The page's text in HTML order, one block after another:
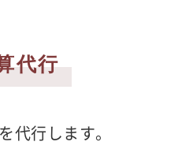
代行
代行します。